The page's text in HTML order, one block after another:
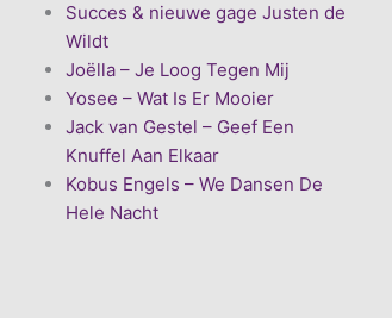
Succes & nieuwe gage Justen de
Wildt
Joëlla – Je Loog Tegen Mij
Yosee – Wat Is Er Mooier
Jack van Gestel – Geef Een
Knuffel Aan Elkaar
Kobus Engels – We Dansen De
Hele Nacht